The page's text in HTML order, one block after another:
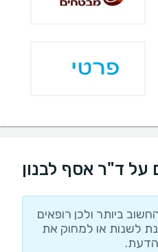
על ד"ר אסף לבנון
ביותר ולכן רופאים
לשנות או למחוק את
הדעת.